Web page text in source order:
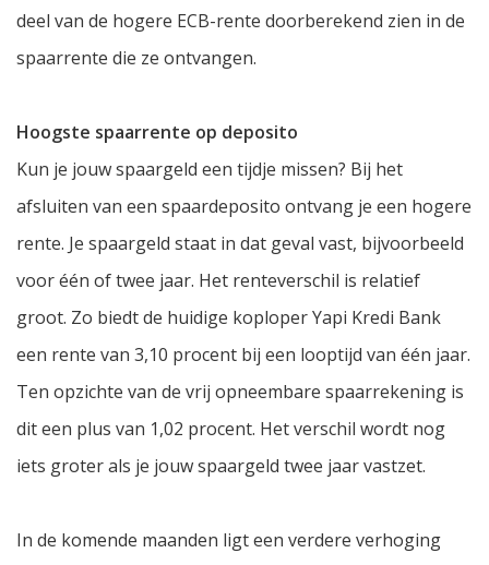
deel van de hogere ECB-rente doorberekend zien in de
spaarrente die ze ontvangen.
Hoogste spaarrente op deposito
Kun je jouw spaargeld een tijdje missen? Bij het
afsluiten van een spaardeposito ontvang je een hogere
rente. Je spaargeld staat in dat geval vast, bijvoorbeeld
voor één of twee jaar. Het renteverschil is relatief
groot. Zo biedt de huidige koploper Yapi Kredi Bank
een rente van 3,10 procent bij een looptijd van één jaar.
Ten opzichte van de vrij opneembare spaarrekening is
dit een plus van 1,02 procent. Het verschil wordt nog
iets groter als je jouw spaargeld twee jaar vastzet.
In de komende maanden ligt een verdere verhoging